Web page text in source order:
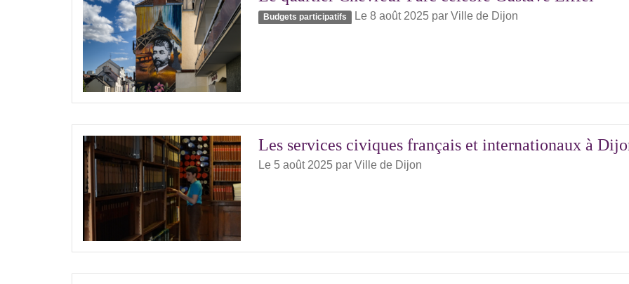
Budgets participatifs Le 8 août 2025 parVille de Dijon
Les services civiques français et internationaux à
Le 5 août 2025 par Ville de Dijon